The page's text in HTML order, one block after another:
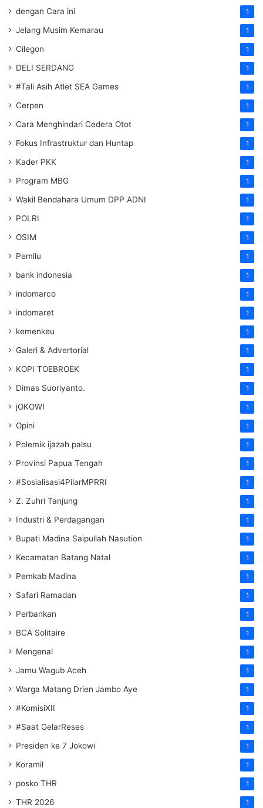
dengan Cara ini 1
Jelang Musim Kemarau 1
Cilegon 1
DELI SERDANG 1
#Tali Asih Atlet SEA Games 1
Cerpen 1
Cara Menghindari Cedera Otot 1
Fokus Infrastruktur dan Huntap 1
Kader PKK 1
Program MBG 1
Wakil Bendahara Umum DPP ADNI 1
POLRI 1
OSIM 1
Pemilu 1
bank indonesia 1
indomarco 1
indomaret 1
kemenkeu 1
Galeri & Advertorial 1
KOPI TOEBROEK 1
Dimas Suoriyanto. 1
jOKOWI 1
Opini 1
Polemik ijazah palsu 1
Provinsi Papua Tengah 1
#Sosialisasi4PilarMPRRI 1
Z. Zuhri Tanjung 1
Industri & Perdagangan 1
Bupati Madina Saipullah Nasution 1
Kecamatan Batang Natal 1
Pemkab Madina 1
Safari Ramadan 1
Perbankan 1
BCA Solitaire 1
Mengenal 1
Jamu Wagub Aceh 1
Warga Matang Drien Jambo Aye 1
#KomisiXII 1
#Saat GelarReses 1
Presiden ke 7 Jokowi 1
Koramil 1
posko THR 1
THR 2026 1